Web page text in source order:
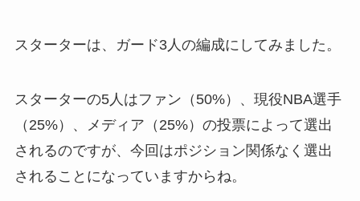
スターターは、ガード3人の編成にしてみました。
スターターの5人はファン（50%）、現役NBA選手
（25%）、メディア（25%）の投票によって選出
されるのですが、今回はポジション関係なく選出
されることになっていますからね。